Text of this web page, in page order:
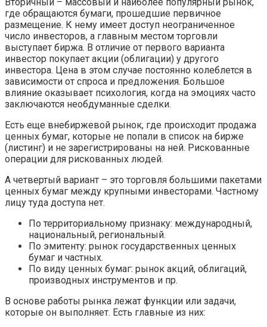
где обращаются бумаги, прошедшие первичное
размещение. К нему имеет доступ неограниченное
число инвесторов, а главным местом торговли
выступает биржа. В отличие от первого варианта
инвестор покупает акции (облигации) у другого
инвестора. Цена в этом случае постоянно колеблется в
зависимости от спроса и предложения. Большое
влияние оказывает психология, когда на эмоциях часто
заключаются необдуманные сделки.
Есть еще внебиржевой рынок, где происходит продажа
ценных бумаг, которые не попали в список на бирже
(листинг) и не зарегистрированы на ней. Рискованные
операции для рискованных людей.
А четвертый вариант – это торговля большими пакетами
ценных бумаг между крупными инвесторами. Частному
лицу туда доступа нет.
По территориальному признаку: международный,
национальный, региональный.
По эмитенту: рынок государственных ценных
бумаг и частных.
По виду ценных бумаг: рынок акций, облигаций,
производных инструментов и пр.
В основе работы рынка лежат функции или задачи,
которые он выполняет. Есть главные из них: